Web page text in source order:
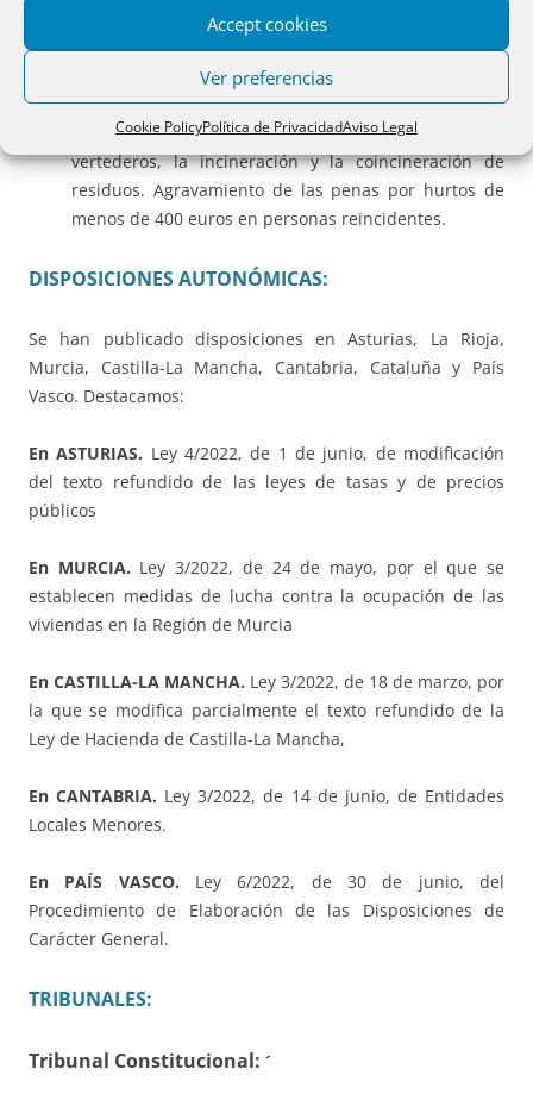
Accept cookies
Ver preferencias
Cookie PolicyPolítica de PrivacidadAviso Legal
Reincidencia en pequeños hurtos.
9/2022: Suprime la previa autorización judicial o del
Ministerio Fiscal para acceder al Fichero de
Titularidades Financieras. Cesión a las CCAA del
nuevo impuesto sobre el depósito de residuos en
vertederos, la incineración y la coincineración de
residuos. Agravamiento de las penas por hurtos de
menos de 400 euros en personas reincidentes.
DISPOSICIONES AUTONÓMICAS:
Se han publicado disposiciones en Asturias, La Rioja,
Murcia, Castilla-La Mancha, Cantabria, Cataluña y País
Vasco. Destacamos:
En ASTURIAS. Ley 4/2022, de 1 de junio, de modificación
del texto refundido de las leyes de tasas y de precios
públicos
En MURCIA. Ley 3/2022, de 24 de mayo, por el que se
establecen medidas de lucha contra la ocupación de las
viviendas en la Región de Murcia
En CASTILLA-LA MANCHA. Ley 3/2022, de 18 de marzo, por
la que se modifica parcialmente el texto refundido de la
Ley de Hacienda de Castilla-La Mancha,
En CANTABRIA. Ley 3/2022, de 14 de junio, de Entidades
Locales Menores.
En PAÍS VASCO. Ley 6/2022, de 30 de junio, del
Procedimiento de Elaboración de las Disposiciones de
Carácter General.
TRIBUNALES:
Tribunal Constitucional: ´